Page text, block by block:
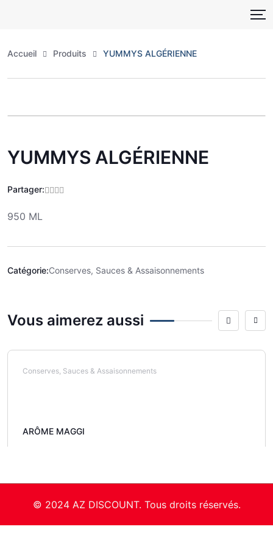
Accueil Produits YUMMYS ALGÉRIENNE
YUMMYS ALGÉRIENNE
Partager:
950 ML
Catégorie:Conserves, Sauces & Assaisonnements
Vous aimerez aussi
Conserves, Sauces & Assaisonnements
ARÔME MAGGI
© 2024 AZ DISCOUNT. Tous droits réservés.